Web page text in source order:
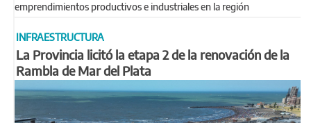
emprendimientos productivos e industriales en la región
INFRAESTRUCTURA
La Provincia licitó la etapa 2 de la renovación de la
Rambla de Mar del Plata